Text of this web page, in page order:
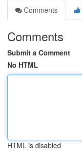
Comments
Comments
Submit a Comment
No HTML
HTML is disabled